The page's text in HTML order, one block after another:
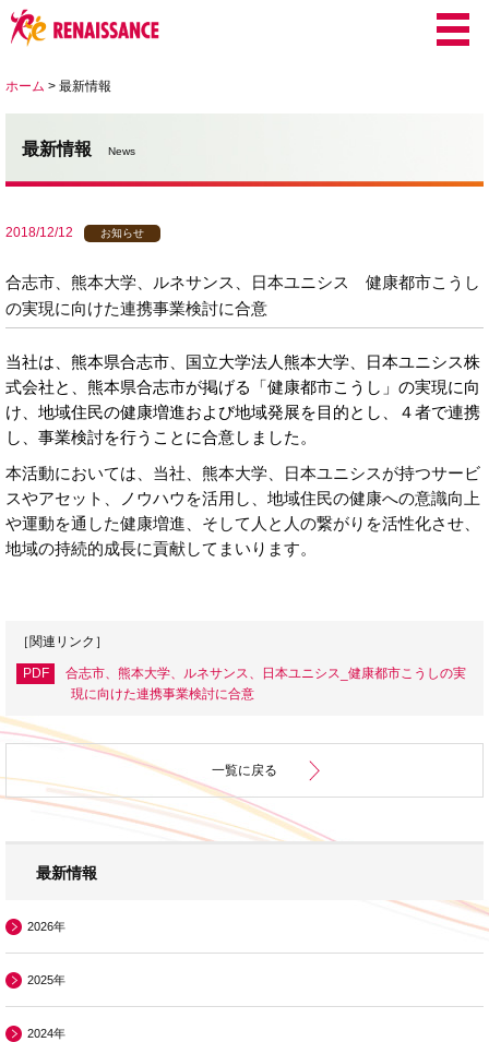
ホーム > 最新情報
最新情報 News
2018/12/12 お知らせ
合志市、熊本大学、ルネサンス、日本ユニシス 健康都市こうし
の実現に向けた連携事業検討に合意
当社は、熊本県合志市、国立大学法人熊本大学、日本ユニシス株
式会社と、熊本県合志市が掲げる「健康都市こうし」の実現に向
け、地域住民の健康増進および地域発展を目的とし、４者で連携
し、事業検討を行うことに合意しました。
本活動においては、当社、熊本大学、日本ユニシスが持つサービ
スやアセット、ノウハウを活用し、地域住民の健康への意識向上
や運動を通した健康増進、そして人と人の繋がりを活性化させ、
地域の持続的成長に貢献してまいります。
［関連リンク］
PDF
合志市、熊本大学、ルネサンス、日本ユニシス_健康都市こうしの実
現に向けた連携事業検討に合意
一覧に戻る
最新情報
2026年
2025年
2024年